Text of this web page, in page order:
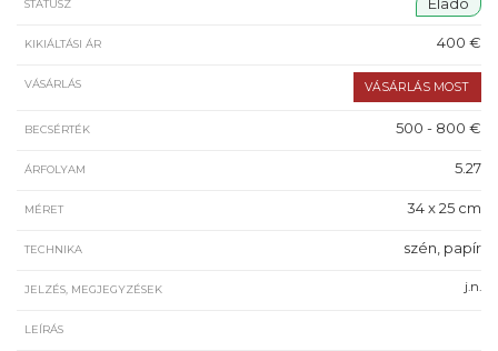
STÁTUSZ Eladó
KIKIÁLTÁSI ÁR 400 €
VÁSÁRLÁS
BECSÉRTÉK 500 - 800 €
ÁRFOLYAM 5.27
MÉRET 34 x 25 cm
TECHNIKA szén, papír
JELZÉS, MEGJEGYZÉSEK j.n.
LEÍRÁS